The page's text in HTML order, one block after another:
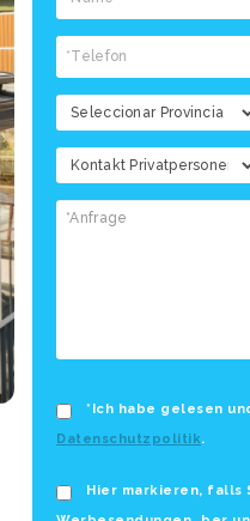
*Ich habe gelesen
Datenschutzpolitik.
Hier markieren, falls